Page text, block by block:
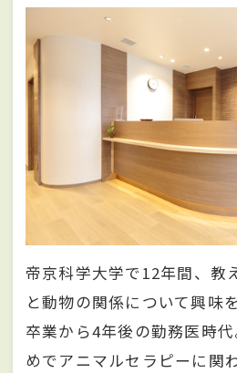
帝京科学大学で12年間、教
と動物の関係について興味
卒業から4年後の勤務医時
めでアニマルセラピーに関